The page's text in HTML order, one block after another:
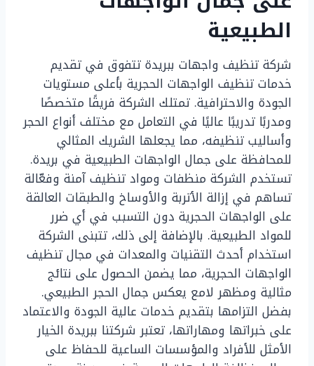
الطبيعية
شركة تنظيف واجهات ببريدة تتفوق في تقديم
خدمات تنظيف الواجهات الحجرية بأعلى مستويات
الجودة والاحترافية. تمتلك الشركة فريقًا متخصصًا
ومدربًا تدريبًا عاليًا في التعامل مع مختلف أنواع الحجر
وأساليب تنظيفه، مما يجعلها الشريك المثالي
للمحافظة على جمال الواجهات الطبيعية في بريدة.
تستخدم الشركة منظفات ومواد تنظيف آمنة وفعّالة
تساهم في إزالة الأتربة والأوساخ والطبقات العالقة
على الواجهات الحجرية دون التسبب في أي ضرر
للمواد الطبيعية. بالإضافة إلى ذلك، تتبنى الشركة
استخدام أحدث التقنيات والمعدات في مجال تنظيف
الواجهات الحجرية، مما يضمن الحصول على نتائج
مثالية ومظهر لامع يعكس جمال الحجر الطبيعي.
بفضل التزامها بتقديم خدمات عالية الجودة والاعتماد
على خبراتها ومهاراتها، تعتبر شركتنا ببريدة الخيار
الأمثل للأفراد والمؤسسات الساعية للحفاظ على